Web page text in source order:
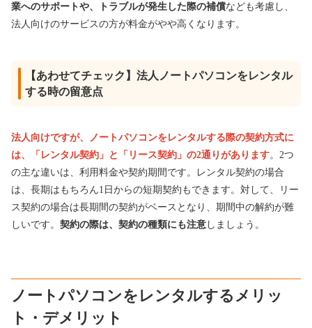
業へのサポートや、トラブルが発生した際の補償なども考慮し、
法人向けのサービスの方が料金がやや高くなります。
【あわせてチェック】法人ノートパソコンをレンタル
する時の留意点
法人向けですが、ノートパソコンをレンタルする際の契約方式に
は、「レンタル契約」と「リース契約」の2通りがあります。2つ
の主な違いは、利用料金や契約期間です。レンタル契約の場合
は、長期はもちろん1日からの短期契約もできます。対して、リー
ス契約の場合は長期間の契約がベースとなり、期間中の解約が難
しいです。 契約の際は、契約の種類にも注意 しましょう。
ノートパソコンをレンタルするメリッ
ト・デメリット